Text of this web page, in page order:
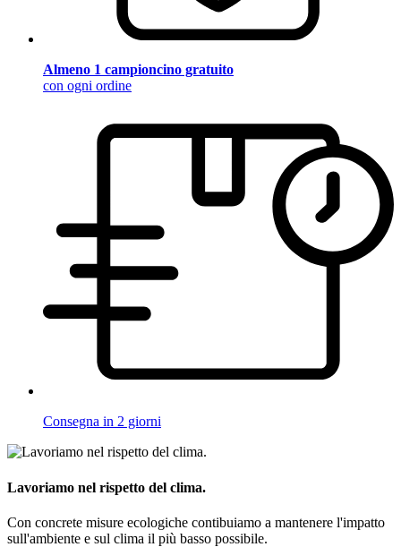
Almeno 1 campioncino gratuito
con ogni ordine
Consegna in 2 giorni
Lavoriamo nel rispetto del clima.
Con concrete misure ecologiche contibuiamo a mantenere l'impatto
sull'ambiente e sul clima il più basso possibile.